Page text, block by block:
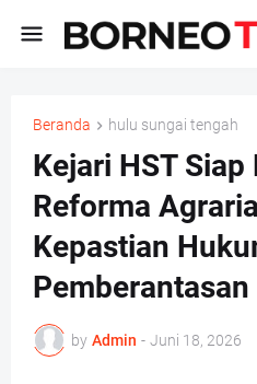
Beranda hulu sungai tengah
Kejari HST Siap
Reforma
Kepastian
by Admin - Juni 18, 2026